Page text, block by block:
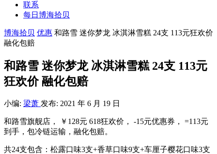
联系
每日博海拾贝
博海拾贝 优惠 和路雪 迷你梦龙 冰淇淋雪糕 24支 113元狂欢价
融化包赔
和路雪 迷你梦龙 冰淇淋雪糕 24支 113元
狂欢价 融化包赔
小编: 梁萧 发布: 2021 年 6 月 19 日
和路雪旗舰店， ￥128元 618狂欢价， -15元优惠券， =113元
到手，包冷链运输，融化包赔。
共24支包含：松露口味3支+香草口味9支+车厘子樱花口味3支